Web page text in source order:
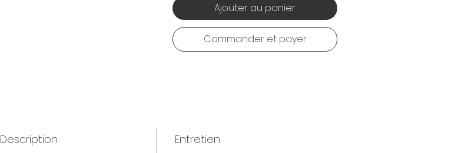
Ajouter au panier
Commander et payer
Description Entretien